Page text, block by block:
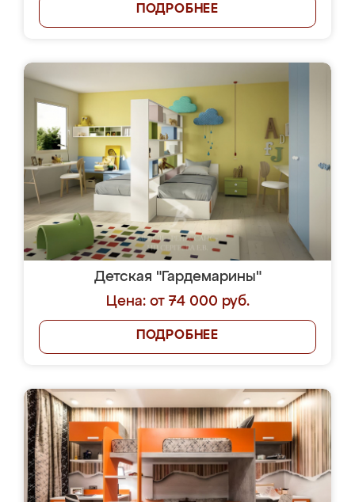
ПОДРОБНЕЕ
Детская "Гардемарины"
Цена: от 74 000 руб.
ПОДРОБНЕЕ